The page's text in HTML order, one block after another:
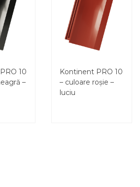
10
–
Kontinent PRO 10
– culoare roșie –
luciu